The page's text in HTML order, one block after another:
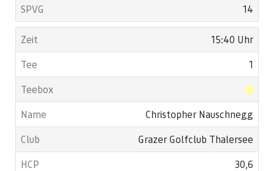
14
15:40 Uhr
1
Christopher Nauschnegg
Grazer Golfclub Thalersee
30,6